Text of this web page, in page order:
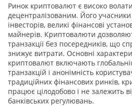
Ринок криптовалют є високо
децентралізованим. Його
інвесторів, великі фінансові
майнерів. Криптовалюти
транзакції без посередників, що
знижує витрати. Основні
криптовалют включають
транзакцій і анонімність
традиційних фінансових ринків,
працює цілодобово і не залежить
банківських регулювань.